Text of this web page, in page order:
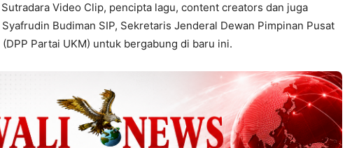
Video Clip, pencipta lagu, content creators dan juga
Budiman SIP, Sekretaris Jenderal Dewan Pimpinan Pusat
Partai UKM) untuk bergabung di baru ini.